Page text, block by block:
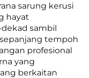
sarung kerusi
hayat
sambil
tempoh
profesional
yang
berkaitan